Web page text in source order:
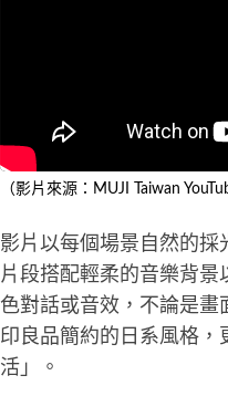
（影片來源：MUJI Taiwan
影片以每個場景自然的採
片段搭配輕柔的音樂背
色對話或音效，不論是畫
印良品簡約的日系風格，
活」。